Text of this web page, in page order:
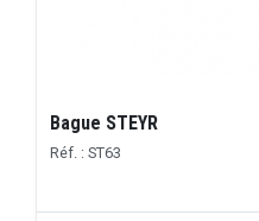
Bague STEYR
Réf. : ST63